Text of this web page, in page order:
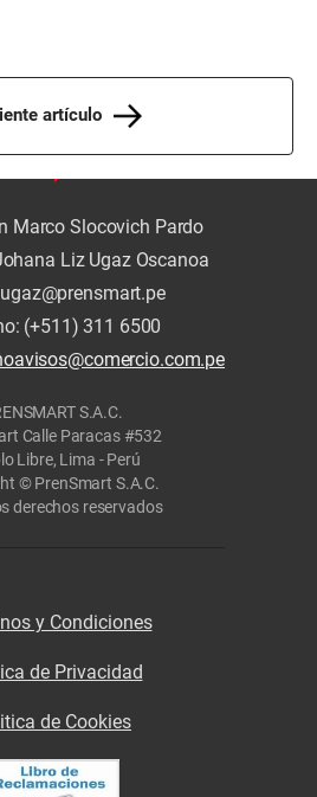
artículo
Marco Slocovich Pardo
Liz Ugaz Oscanoa
(+511) 311 6500
S.A.C.
Calle Paracas #532
Libre, Lima - Perú
© PrenSmart S.A.C.
derechos reservados
y Condiciones
de Privacidad
de Cookies